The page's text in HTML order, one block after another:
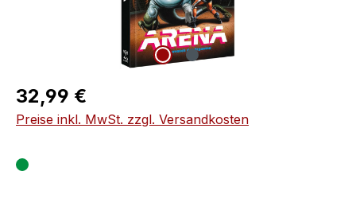
Regulärer Preis:
32,99 €
Preise inkl. MwSt. zzgl. Versandkosten